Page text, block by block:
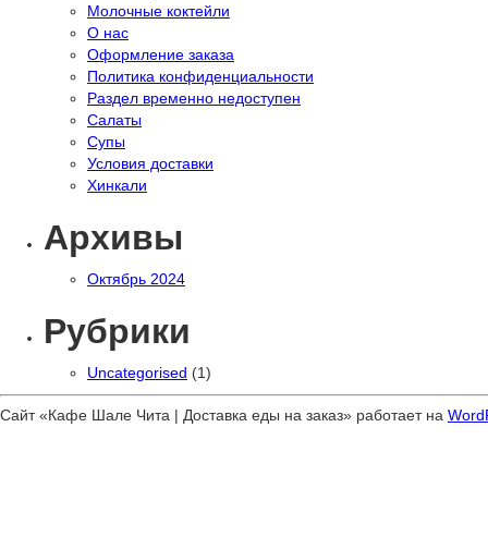
Молочные коктейли
О нас
Оформление заказа
Политика конфиденциальности
Раздел временно недоступен
Салаты
Супы
Условия доставки
Хинкали
Архивы
Октябрь 2024
Рубрики
Uncategorised (1)
Сайт «Кафе Шале Чита | Доставка еды на заказ» работает на